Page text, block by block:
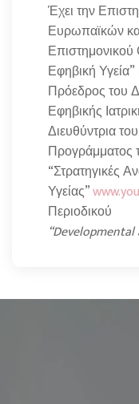
Έχει την
Ευρωπαϊκών
Επιστημονικού
Εφηβική Υγεία”
Πρόεδρος του
Εφηβικής
Διευθύντρια
Προγράμματος
“Στρατηγικές
Υγείας”
Περιοδικού